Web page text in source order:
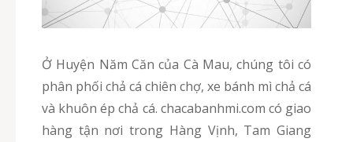
Ở Huyện Năm Căn của Cà Mau, chúng tôi có
phân phối chả cá chiên chợ, xe bánh mì chả cá
và khuôn ép chả cá. chacabanhmi.com có giao
hàng tận nơi trong Hàng Vịnh, Tam Giang